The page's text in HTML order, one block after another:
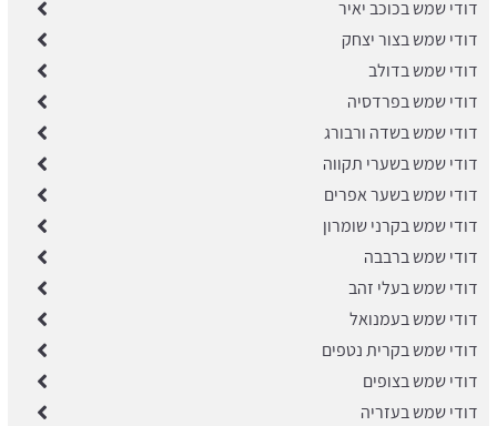
דודי שמש בכוכב יאיר
דודי שמש בצור יצחק
דודי שמש בדולב
דודי שמש בפרדסיה
דודי שמש בשדה ורבורג
דודי שמש בשערי תקווה
דודי שמש בשער אפרים
דודי שמש בקרני שומרון
דודי שמש ברבבה
דודי שמש בעלי זהב
דודי שמש בעמנואל
דודי שמש בקרית נטפים
דודי שמש בצופים
דודי שמש בעזריה